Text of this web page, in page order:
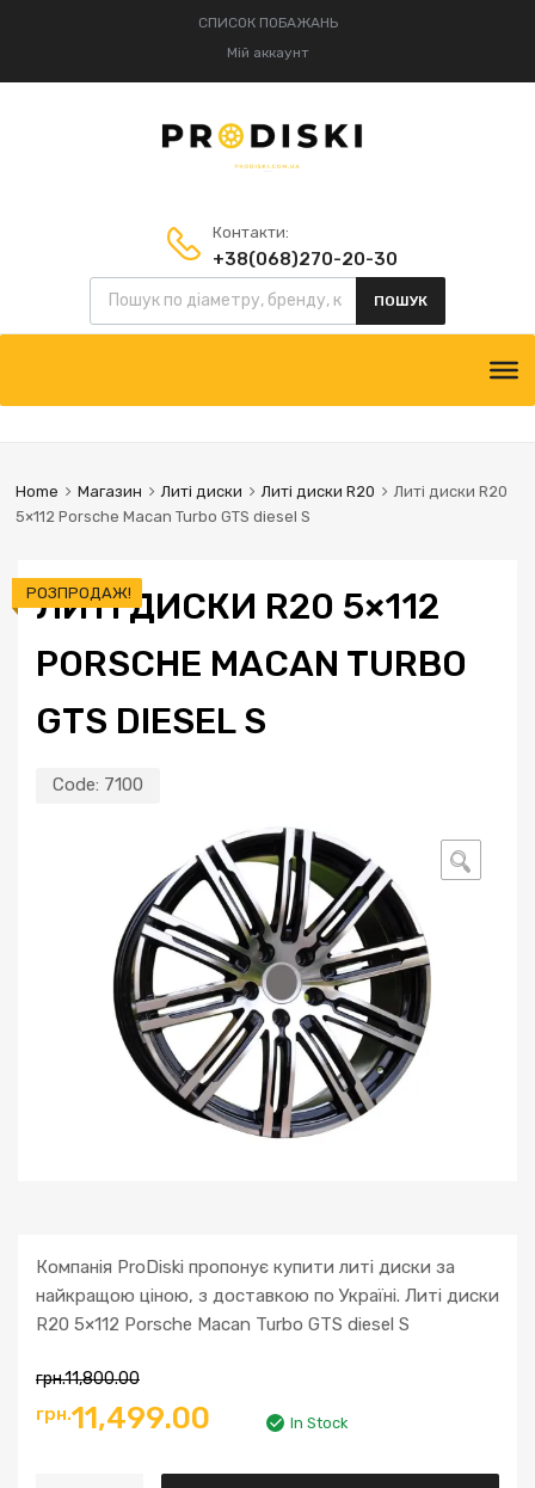
СПИСОК ПОБАЖАНЬ
Мій аккаунт
Контакти:
+38(068)270-20-30
+38(095)834-52-75
Пошук товарів
ПОШУК
content
Home Магазин Литі диски Литі диски R20
Литі диски R20
5×112 Porsche Macan Turbo GTS diesel S
ЛИТІ ДИСКИ R20 5×112
PORSCHE MACAN TURBO
GTS DIESEL S
Code: 7100
РОЗПРОДАЖ!
🔍
Компанія ProDiski пропонує купити литі диски за
найкращою ціною, з доставкою по Україні. Литі диски
R20 5×112 Porsche Macan Turbo GTS diesel S
грн.11,800.00
Оригінальна
грн.11,499.00 Поточна
ціна:
In Stock